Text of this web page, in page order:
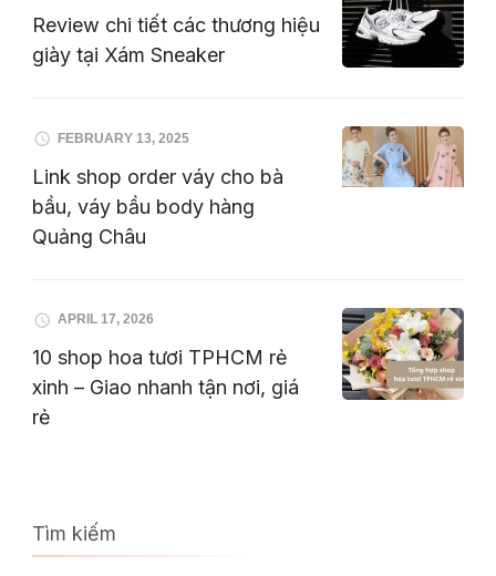
Review chi tiết các thương hiệu
giày tại Xám Sneaker
FEBRUARY 13, 2025
Link shop order váy cho bà
bầu, váy bầu body hàng
Quảng Châu
APRIL 17, 2026
10 shop hoa tươi TPHCM rẻ
xinh – Giao nhanh tận nơi, giá
rẻ
Tìm kiếm